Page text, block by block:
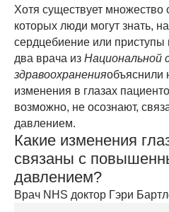
Хотя существует множество
которых люди могут знать,
сердцебиение или приступы
два врача из Национальной
здравоохраненияобъяснили
изменения в глазах
возможно, не осознают,
давлением.
Какие изменения
связаны с
давлением?
Врач NHS доктор Гэри